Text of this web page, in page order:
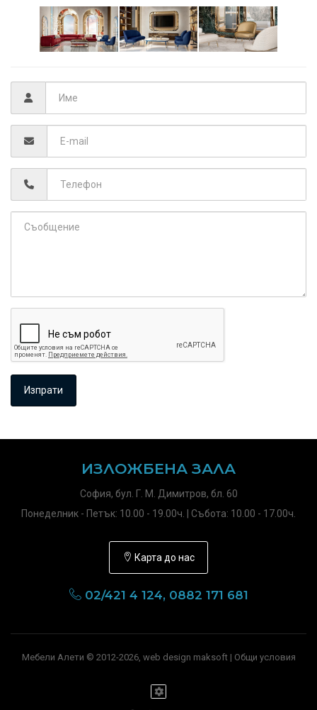
ИЗЛОЖБЕНА ЗАЛА
София, бул. Г. М. Димитров, бл. 60
Понеделник - Петък: 10.00 - 19.00ч. | Събота: 10.00 - 17.00ч.
Карта до нас
02/421 4 124, 0882 171 681
Мебели Алети © 2012-2026, web design maksoft | Общи условия